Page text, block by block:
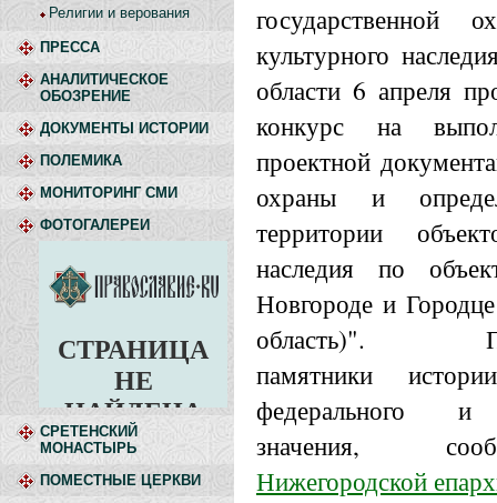
Религии и верования
ПРЕССА
АНАЛИТИЧЕСКОЕ
ОБОЗРЕНИЕ
ДОКУМЕНТЫ ИСТОРИИ
ПОЛЕМИКА
МОНИТОРИНГ СМИ
ФОТОГАЛЕРЕИ
СРЕТЕНСКИЙ
МОНАСТЫРЬ
ПОМЕСТНЫЕ ЦЕРКВИ
государственной
культурного
области 6 апреля
конкурс на
проектной
охраны и
территории
наследия по
Новгороде и
область)".
памятники
федерального и
значения,
Нижегородской